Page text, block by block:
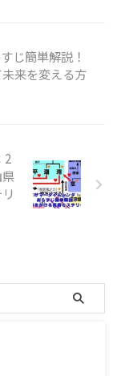
この作品もそんな
が、ちょっと違うん
普通の青年が過去
良たちと関わりなが
ようとする。 これ
ないですか？ で
じ簡単解説！
来を変える方
2